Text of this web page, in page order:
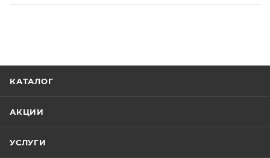
КАТАЛОГ
АКЦИИ
УСЛУГИ